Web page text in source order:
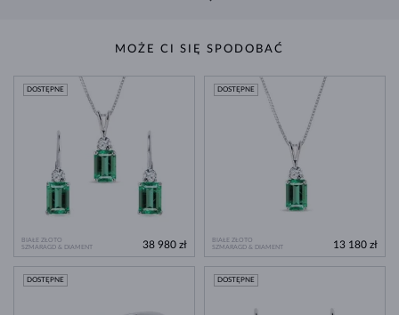
MOŻE CI SIĘ SPODOBAĆ
BIAŁE ZŁOTO
SZMARAGD & DIAMENT
DOSTĘPNE
38 980 zł
BIAŁE ZŁOTO
SZMARAGD & DIAMENT
DOSTĘPNE
13 180 zł
DOSTĘPNE DOSTĘPNE